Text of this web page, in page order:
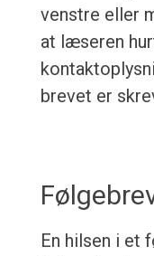
venstre eller
at læseren
brevet er
En hilsen i et